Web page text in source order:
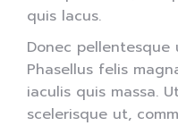
quis lacus.
Donec
Phasellus felis
iaculis quis massa.
scelerisque ut,